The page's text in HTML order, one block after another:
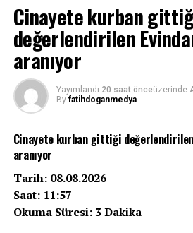
Cinayete kurban
değerlendirilen
aranıyor
Yayımlandı 20 saat önceüzerinde
By fatihdoganmedya
Cinayete kurban gittiği değerlendirilen
aranıyor
Tarih: 08.08.2026
Saat: 11:57
Okuma Süresi: 3 Dakika